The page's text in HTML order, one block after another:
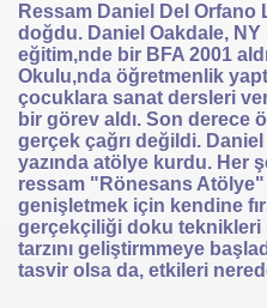
Ressam Daniel Del
doğdu. Daniel Oakdale,
eğitim,nde bir BFA 2001
Okulu,nda öğretmenlik
çocuklara sanat dersleri
bir görev aldı. Son derece
gerçek çağrı değildi.
yazında atölye kurdu. Her
ressam "Rönesans Atölye"
genişletmek için kendine
gerçekçiliği doku teknikleri
tarzını geliştirmmeye
tasvir olsa da, etkileri